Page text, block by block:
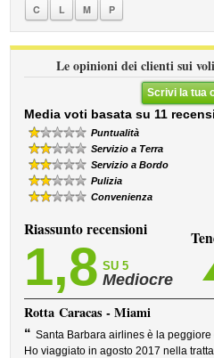
C L M P
Le opinioni dei clienti sui
Scrivi la tua
Media voti basata su 11
Puntualità
Servizio a Terra
Servizio a Bordo
Pulizia
Convenienza
Riassunto recensioni
1,8 SU 5
Mediocre
RottaCaracas - Miami
“ Santa Barbara airlines è la
Ho viaggiato in agosto 2017 nella